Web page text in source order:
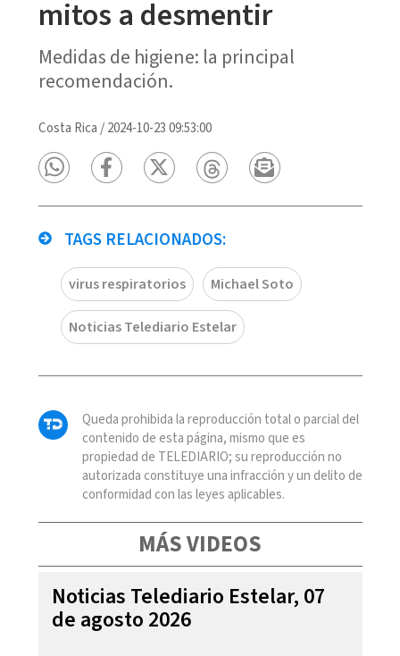
mitos a desmentir
Medidas de higiene: la principal
recomendación.
Costa Rica /2024-10-23 09:53:00
TAGS RELACIONADOS:
virus respiratorios Michael Soto
Noticias Telediario Estelar
Queda prohibida la reproducción total o parcial del
contenido de esta página, mismo que es
propiedad de TELEDIARIO; su reproducción no
autorizada constituye una infracción y un delito de
conformidad con las leyes aplicables.
MÁS VIDEOS
Noticias Telediario Estelar, 07
de agosto 2026